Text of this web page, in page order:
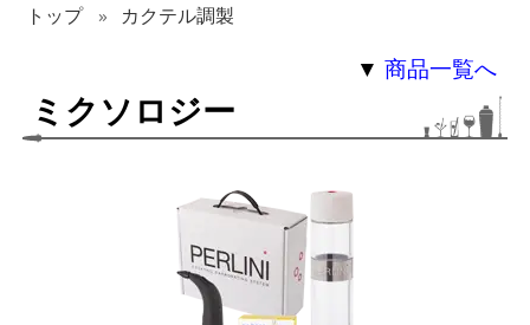
トップ カクテル調製
ミクソロジー
▼商品一覧へ